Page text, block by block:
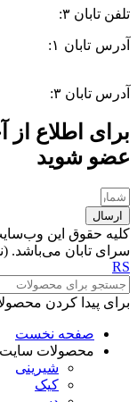
تلفن تابان ۳:
آدرس تابان ۱:
آدرس تابان ۳:
برای اطلاع از
عضو شوید
ارسال
کلیه حقوق این
سرای تابان می‌باشد.
RS
برای پیدا کردن
صفحه نخست
محصولات سایت
شیرینی
کیک